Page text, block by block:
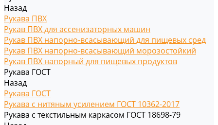
Назад
Рукава ПВХ
Рукав ПВХ для ассенизаторных машин
Рукав ПВХ напорно-всасывающий для пищевых сред
Рукав ПВХ напорно-всасывающий морозостойкий
Рукав ПВХ напорный для пищевых продуктов
Рукава ГОСТ
Назад
Рукава ГОСТ
Рукава с нитяным усилением ГОСТ 10362-2017
Рукава с текстильным каркасом ГОСТ 18698-79